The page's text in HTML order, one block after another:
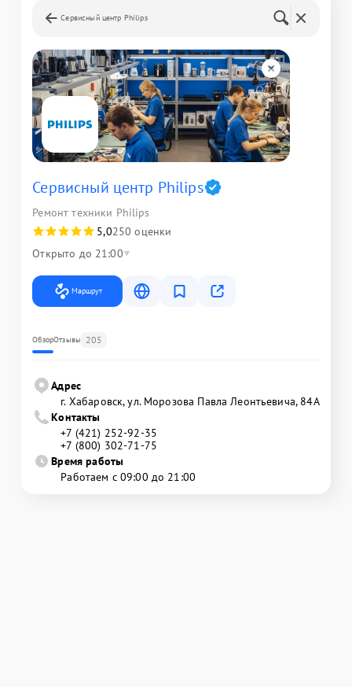
Сервисный центр Philips
Сервисный центр Philips
Ремонт техники Philips
5,0250 оценки
Открыто до 21:00
Маршрут
ОбзорОтзывы 205
Адрес
г. Хабаровск, ул. Морозова Павла Леонтьевича, 84А
Контакты
+7 (421) 252-92-35
+7 (800) 302-71-75
Время работы
Работаем с 09:00 до 21:00